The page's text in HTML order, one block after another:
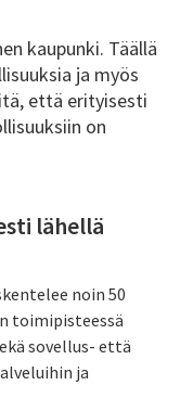
kaupunki. Täällä
ja myös
että erityisesti
on
lähellä
noin 50
toimipisteessä
sovellus- että
ja